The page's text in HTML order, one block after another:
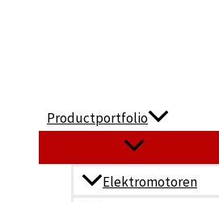
Productportfolio
Elektromotoren